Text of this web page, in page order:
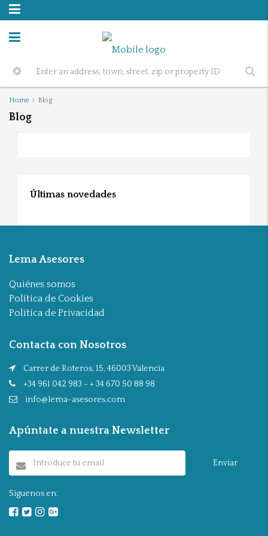
Home Blog
Blog
Últimas novedades
Lema Asesores
Quiénes somos
Política de Cookies
Política de Privacidad
Contacta con Nosotros
Carrer de Roteros, 15, 46003 Valencia
+34 961 042 983 - + 34 670 50 88 98
info@lema-asesores.com
Apúntate a nuestra Newsletter
Enviar
Síguenos en: